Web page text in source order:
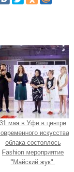
31 мая в Уфе в центре
искусства
облака состоялось
Fashion мероприятие
"Майский жук".